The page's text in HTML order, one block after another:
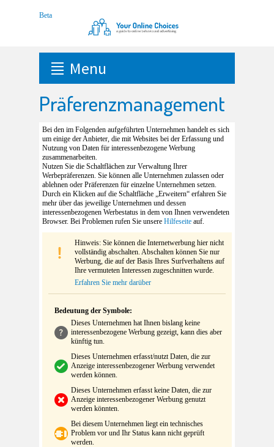
Menu
Präferenzmanagement
Bei den im Folgenden aufgeführten Unternehmen handelt es sich
um einige der Anbieter, die mit Websites bei der Erfassung und
Nutzung von Daten für interessenbezogene Werbung
zusammenarbeiten.
Nutzen Sie die Schaltflächen zur Verwaltung Ihrer
Werbepräferenzen. Sie können alle Unternehmen zulassen oder
ablehnen oder Präferenzen für einzelne Unternehmen setzen.
Durch ein Klicken auf die Schaltfläche „Erweitern“ erfahren Sie
mehr über das jeweilige Unternehmen und dessen
interessenbezogenen Werbestatus in dem von Ihnen verwendeten
Browser. Bei Problemen rufen Sie unsere Hilfeseite auf.
Hinweis: Sie können die Internetwerbung hier nicht
vollständig abschalten. Abschalten können Sie nur
Werbung, die auf der Basis Ihres Surfverhaltens auf
Ihre vermuteten Interessen zugeschnitten wurde.
Erfahren Sie mehr darüber
Bedeutung der Symbole:
Dieses Unternehmen hat Ihnen bislang keine
interessenbezogene Werbung gezeigt, kann dies aber
künftig tun.
Dieses Unternehmen erfasst/nutzt Daten, die zur
Anzeige interessenbezogener Werbung verwendet
werden können.
Dieses Unternehmen erfasst keine Daten, die zur
Anzeige interessenbezogener Werbung genutzt
werden könnten.
Bei diesem Unternehmen liegt ein technisches
Problem vor und Ihr Status kann nicht geprüft
werden.